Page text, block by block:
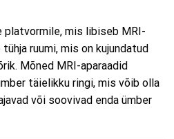
platvormile, mis libiseb MRI-
ruumi, mis on kujundatud
Mõned MRI-aparaadid
täielikku ringi, mis võib olla
või soovivad enda ümber